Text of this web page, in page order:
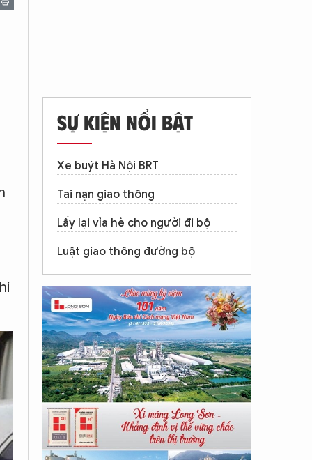
SỰ KIỆN NỔI BẬT
Xe buýt Hà Nội BRT
Tai nạn giao thông
Lấy lại vỉa hè cho người đi bộ
Luật giao thông đường bộ